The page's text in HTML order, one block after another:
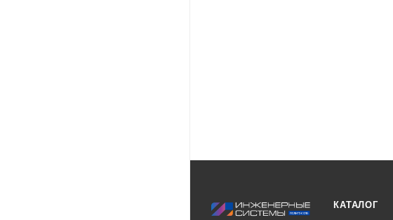
КАТАЛОГ